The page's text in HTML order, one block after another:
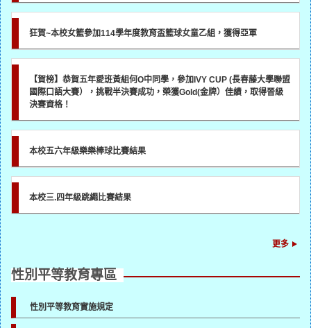
狂賀~本校女籃參加114學年度教育盃籃球女童乙組，獲得亞軍
【賀榜】恭賀五年愛班黃組何O中同學，參加IVY CUP (長春藤大學聯盟
國際口語大賽），挑戰半決賽成功，榮獲Gold(金牌）佳績，取得晉級
決賽資格！
本校五六年級樂樂棒球比賽結果
本校三.四年級跳繩比賽結果
更多
性別平等教育專區
性別平等教育實施規定